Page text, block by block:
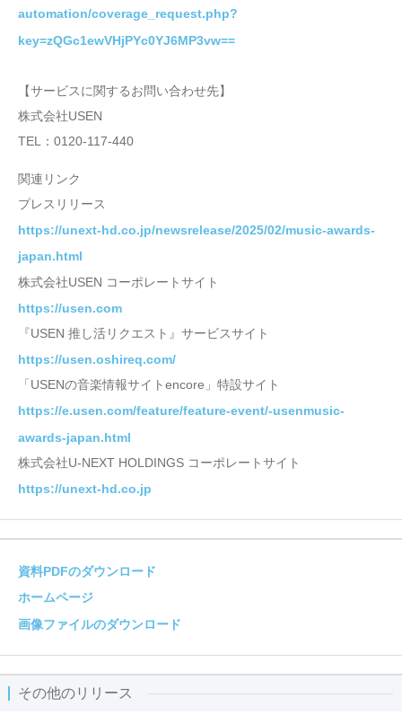
automation/coverage_request.php?
key=zQGc1ewVHjPYc0YJ6MP3vw==
【サービスに関するお問い合わせ先】
株式会社USEN
TEL：0120-117-440
関連リンク
プレスリリース
https://unext-hd.co.jp/newsrelease/2025/02/music-awards-
japan.html
株式会社USEN コーポレートサイト
https://usen.com
『USEN 推し活リクエスト』サービスサイト
https://usen.oshireq.com/
「USENの音楽情報サイトencore」特設サイト
https://e.usen.com/feature/feature-event/-usenmusic-
awards-japan.html
株式会社U-NEXT HOLDINGS コーポレートサイト
https://unext-hd.co.jp
資料PDFのダウンロード
ホームページ
画像ファイルのダウンロード
その他のリリース